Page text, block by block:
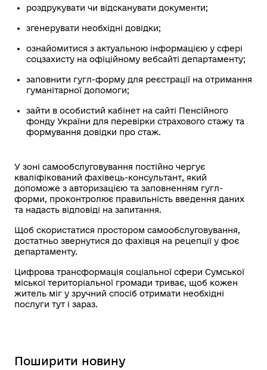
роздрукувати чи відсканувати документи;
згенерувати необхідні довідки;
ознайомитися з актуальною інформацією у сфері
соцзахисту на офіційному вебсайті департаменту;
заповнити гугл-форму для реєстрації на отримання
гуманітарної допомоги;
зайти в особистий кабінет на сайті Пенсійного
фонду України для перевірки страхового стажу та
формування довідки про стаж.
У зоні самообслуговування постійно чергує
кваліфікований фахівець-консультант, який
допоможе з авторизацією та заповненням гугл-
форми, проконтролює правильність введення даних
та надасть відповіді на запитання.
Щоб скористатися простором самообслуговування,
достатньо звернутися до фахівця на рецепції у фоє
департаменту.
Цифрова трансформація соціальної сфери Сумської
міської територіальної громади триває, щоб кожен
житель міг у зручний спосіб отримати необхідні
послуги тут і зараз.
Поширити новину